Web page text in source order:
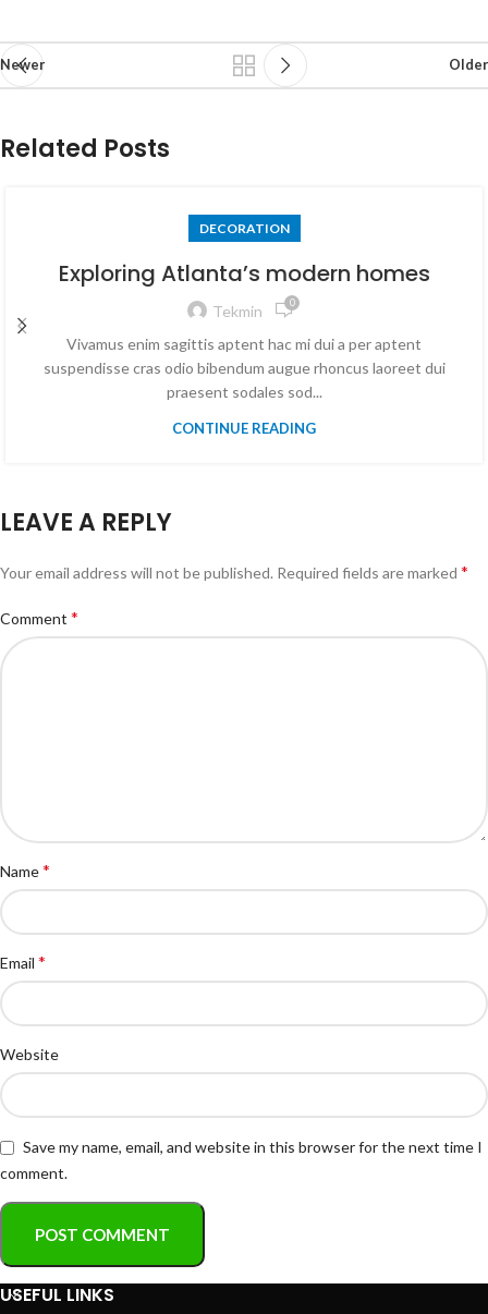
Newer Older
Related Posts
DECORATION
Exploring Atlanta’s modern homes
Tekmin 0
Vivamus enim sagittis aptent hac mi dui a per aptent
suspendisse cras odio bibendum augue rhoncus laoreet dui
praesent sodales sod...
CONTINUE READING
LEAVE A REPLY
Your email address will not be published. Required fields are marked *
Comment *
Name*
Email *
Website
Save my name, email, and website in this browser for the next time I
comment.
USEFUL LINKS